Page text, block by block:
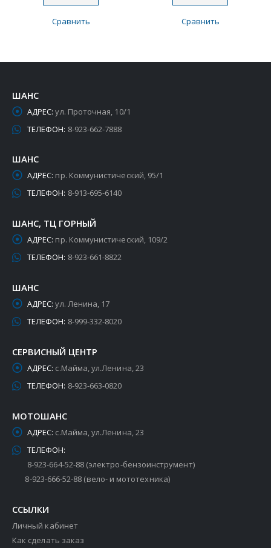
Сравнить Сравнить
ШАНС
АДРЕС: ул. Проточная, 10/1
ТЕЛЕФОН: 8-923-662-7888
ШАНС
АДРЕС: пр. Коммунистический, 95/1
ТЕЛЕФОН: 8-913-695-6140
ШАНС, ТЦ ГОРНЫЙ
АДРЕС: пр. Коммунистический, 109/2
ТЕЛЕФОН: 8-923-661-8822
ШАНС
АДРЕС: ул. Ленина, 17
ТЕЛЕФОН: 8-999-332-8020
СЕРВИСНЫЙ ЦЕНТР
АДРЕС: с.Майма, ул.Ленина, 23
ТЕЛЕФОН: 8-923-663-0820
МОТОШАНС
АДРЕС: с.Майма, ул.Ленина, 23
ТЕЛЕФОН:
8-923-664-52-88 (электро-бензоинструмент)
8-923-666-52-88 (вело- и мототехника)
ССЫЛКИ
Личный кабинет
Как сделать заказ